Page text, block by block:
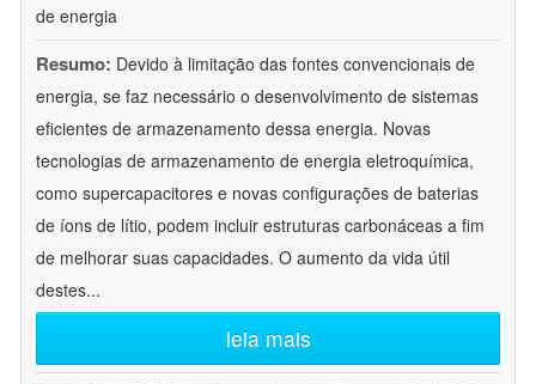
de energia
Resumo: Devido à limitação das fontes convencionais de
energia, se faz necessário o desenvolvimento de sistemas
eficientes de armazenamento dessa energia. Novas
tecnologias de armazenamento de energia eletroquímica,
como supercapacitores e novas configurações de baterias
de íons de lítio, podem incluir estruturas carbonáceas a fim
de melhorar suas capacidades. O aumento da vida útil
destes...
leia mais